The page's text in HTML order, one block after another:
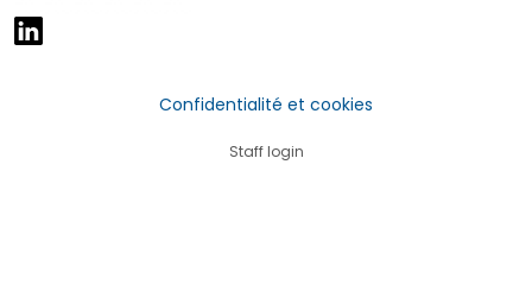
Confidentialité et cookies
Staff login